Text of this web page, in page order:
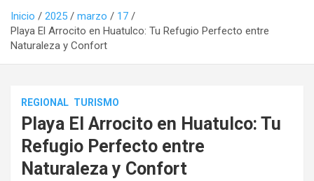
Inicio 2025 marzo
17
Playa El Arrocito en Huatulco: Tu Refugio Perfecto entre
Naturaleza y Confort
REGIONAL TURISMO
Playa El Arrocito en Huatulco: Tu
Refugio Perfecto entre
Naturaleza y Confort